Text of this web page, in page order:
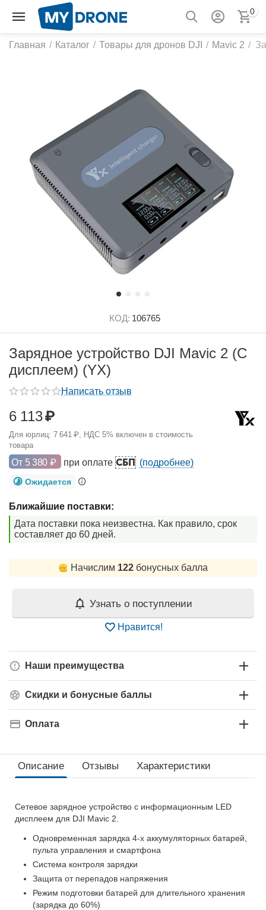
0
Главная / Каталог / Товары для дронов DJI / Mavic 2 /
КОД: 106765
Зарядное устройство DJI Mavic 2 (С
дисплеем) (YX)
Написать отзыв
6 113₽
Для юрлиц: 7 641 ₽, НДС 5% включен в стоимость
товара
От 5 380 ₽ при оплате СБП (подробнее)
Ожидается
Ближайшие поставки:
Дата поставки пока неизвестна. Как правило, срок
составляет до 60 дней.
Начислим 122бонусных балла
Узнать о поступлении
Нравится!
Наши преимущества
Скидки и бонусные баллы
Оплата
Описание Отзывы Характеристики
Сетевое зарядное устройство с информационным LED
дисплеем для DJI Mavic 2.
Одновременная зарядка 4-x аккумуляторных батарей,
пульта управления и смартфона
Система контроля зарядки
Защита от перепадов напряжения
Режим подготовки батарей для длительного хранения
(зарядка до 60%)